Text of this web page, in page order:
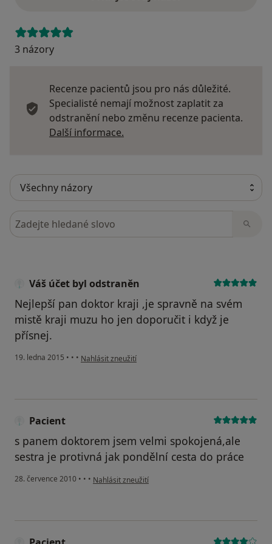
3 názory
Recenze pacientů jsou pro nás důležité.
Specialisté nemají možnost zaplatit za
odstranění nebo změnu recenze pacienta.
Další informace.
Hledejte v názorech
Váš účet byl odstraněn
Nejlepší pan doktor kraji ,je spravně na svém
mistě kraji muzu ho jen doporučit i když je
přísnej.
19. ledna 2015 • • • podle názoru uživatele Váš účet byl odstraněn
Nahlásit zneužití
Pacient
s panem doktorem jsem velmi spokojená,ale
sestra je protivná jak pondělní cesta do práce
28. července 2010 • • • podle názoru uživatele Pacient
Nahlásit zneužití